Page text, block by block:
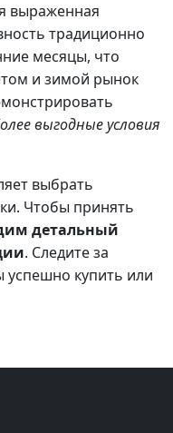
выраженная
традиционно
месяцы, что
и зимой рынок
выгодные условия
выбрать
Чтобы принять
детальный
. Следите за
успешно купить или